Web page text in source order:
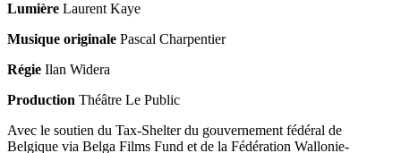
Lumière Laurent Kaye
Musique originale Pascal Charpentier
Régie Ilan Widera
Production Théâtre Le Public
Avec le soutien du Tax-Shelter du gouvernement fédéral de
Belgique via Belga Films Fund et de la Fédération Wallonie-